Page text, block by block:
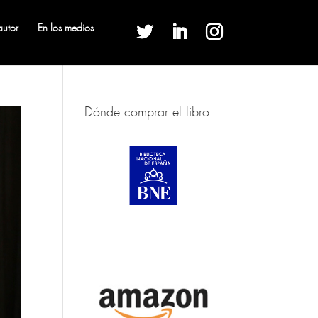
En los medios
Dónde comprar el libro